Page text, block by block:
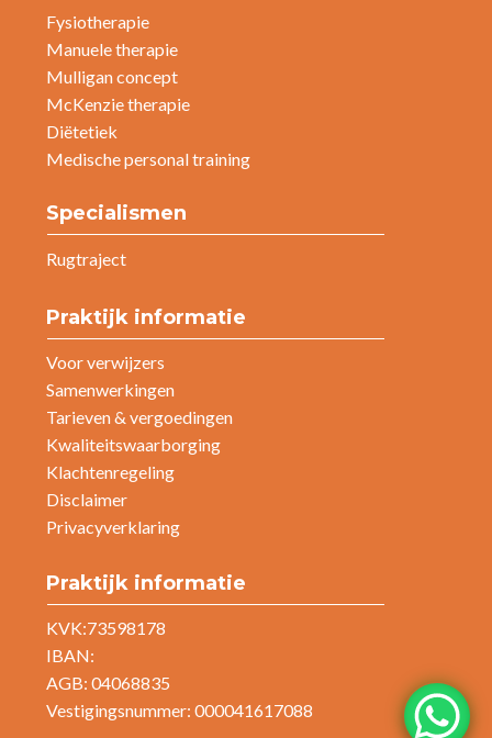
Fysiotherapie
Manuele therapie
Mulligan concept
McKenzie therapie
Diëtetiek
Medische personal training
Specialismen
Rugtraject
Praktijk informatie
Voor verwijzers
Samenwerkingen
Tarieven & vergoedingen
Kwaliteitswaarborging
Klachtenregeling
Disclaimer
Privacyverklaring
Praktijk informatie
KVK:73598178
IBAN:
AGB: 04068835
Vestigingsnummer: 000041617088